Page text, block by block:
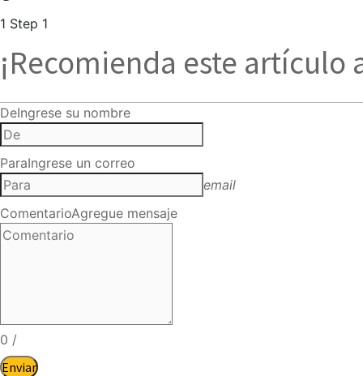
1 Step 1
¡Recomienda este artículo
DeIngrese su nombre
ParaIngrese un correo
email
ComentarioAgregue mensaje
0 /
Enviar